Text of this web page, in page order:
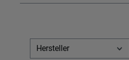
Hersteller